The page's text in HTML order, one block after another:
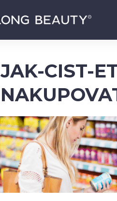
JAK-CIST-